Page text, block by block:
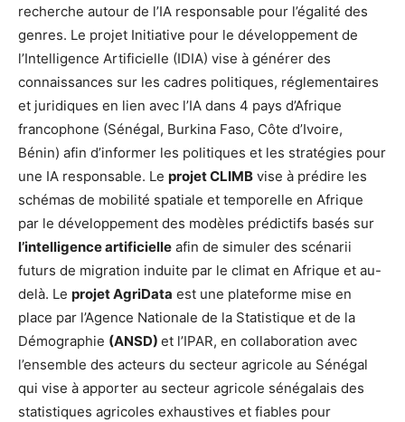
recherche autour de l’IA responsable pour l’égalité des
genres. Le projet Initiative pour le développement de
l’Intelligence Artificielle (IDIA) vise à générer des
connaissances sur les cadres politiques, réglementaires
et juridiques en lien avec l’IA dans 4 pays d’Afrique
francophone (Sénégal, Burkina Faso, Côte d’Ivoire,
Bénin) afin d’informer les politiques et les stratégies pour
une IA responsable. Le projet CLIMB vise à prédire les
schémas de mobilité spatiale et temporelle en Afrique
par le développement des modèles prédictifs basés sur
l’intelligence artificielle afin de simuler des scénarii
futurs de migration induite par le climat en Afrique et au-
delà. Le projet AgriData est une plateforme mise en
place par l’Agence Nationale de la Statistique et de la
Démographie (ANSD) et l’IPAR, en collaboration avec
l’ensemble des acteurs du secteur agricole au Sénégal
qui vise à apporter au secteur agricole sénégalais des
statistiques agricoles exhaustives et fiables pour